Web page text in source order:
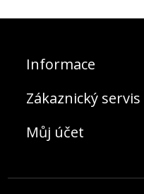
Informace
Zákaznický servis
Můj účet